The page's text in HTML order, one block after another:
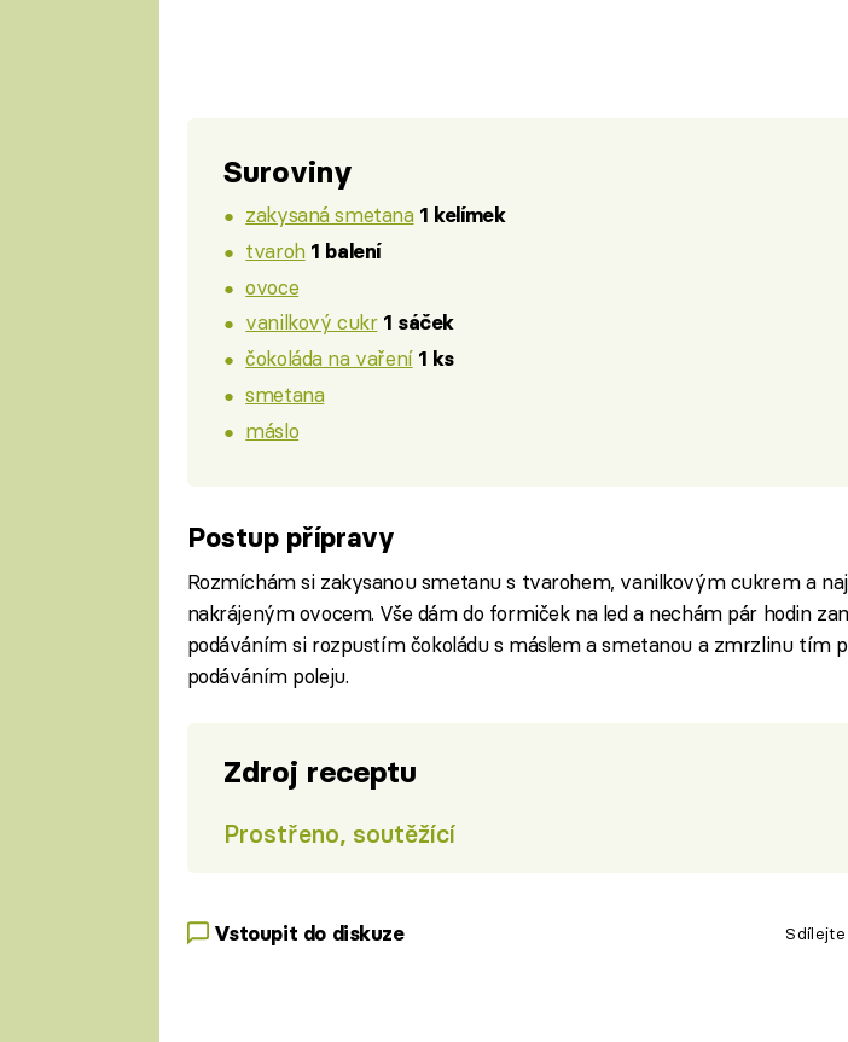
Suroviny
zakysaná smetana 1 kelímek
tvaroh 1 balení
ovoce
vanilkový cukr 1 sáček
čokoláda na vaření 1 ks
smetana
máslo
Postup přípravy
Rozmíchám si zakysanou smetanu s tvarohem, vanilkovým cukrem a
nakrájeným ovocem. Vše dám do formiček na led a nechám pár hodin
podáváním si rozpustím čokoládu s máslem a smetanou a zmrzlinu tím
podáváním poleju.
Zdroj receptu
Prostřeno, soutěžící
Vstoupit do diskuze